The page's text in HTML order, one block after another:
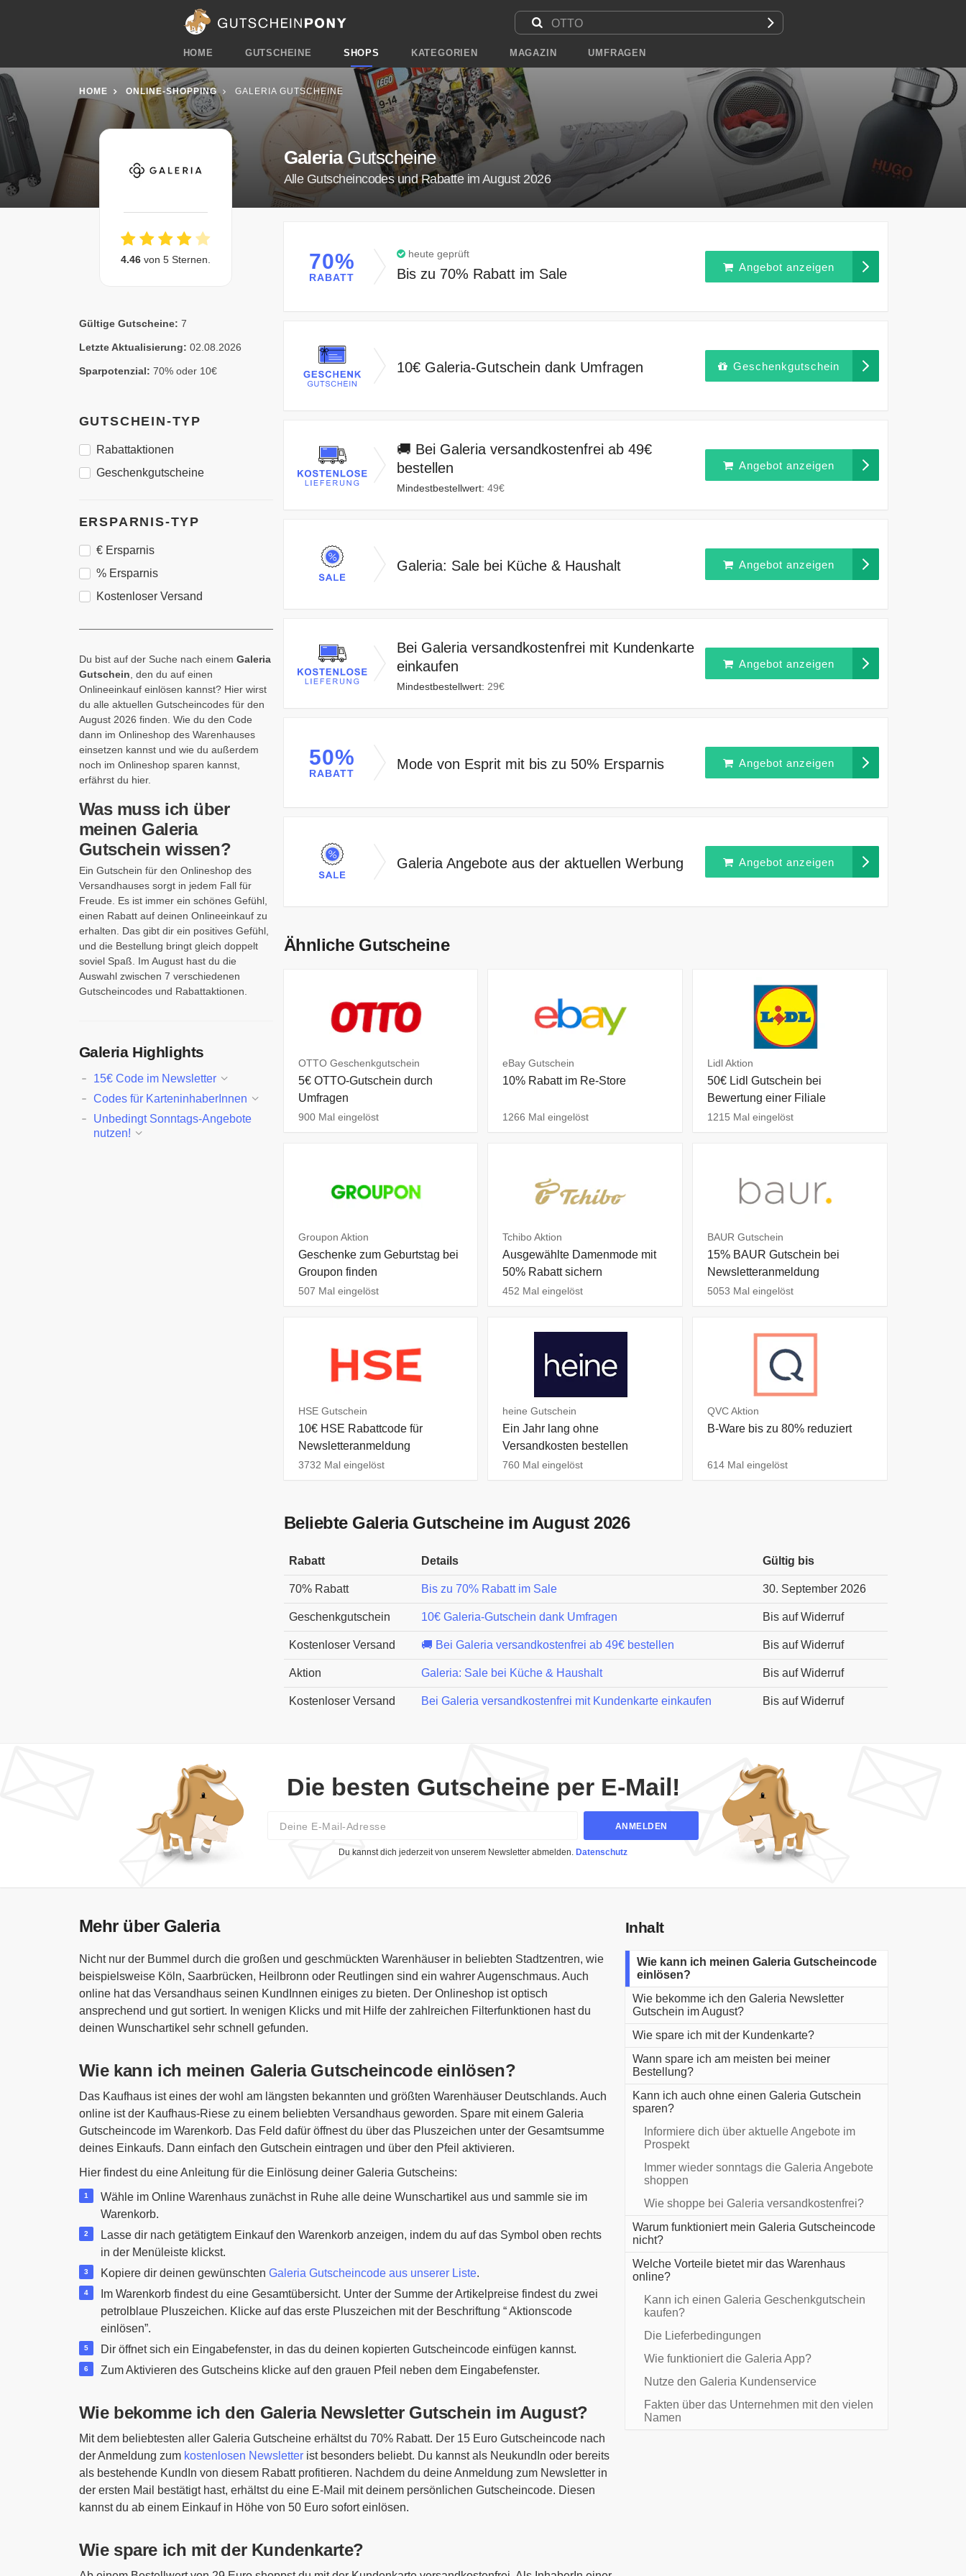
HOME GUTSCHEINE SHOPS KATEGORIEN MAGAZIN UMFRAGEN
HOME ONLINE-SHOPPING GALERIA GUTSCHEINE
4.46von 5 Sternen.
GaleriaGutscheine
Alle Gutscheincodes und Rabatte im August 2026
70%
RABATT
heute geprüft
Bis zu 70% Rabatt im Sale Angebot anzeigen
10€ Galeria-Gutschein dank Umfragen Geschenkgutschein
🚚 Bei Galeria versandkostenfrei ab 49€
bestellen
Mindestbestellwert: 49€
Angebot anzeigen
Galeria: Sale bei Küche & Haushalt Angebot anzeigen
Bei Galeria versandkostenfrei mit Kundenkarte
einkaufen
Mindestbestellwert: 29€
Angebot anzeigen
50%
RABATT
Mode von Esprit mit bis zu 50% Ersparnis Angebot anzeigen
Galeria Angebote aus der aktuellen Werbung Angebot anzeigen
Gültige Gutscheine: 7
Letzte Aktualisierung: 02.08.2026
Sparpotenzial: 70% oder 10€
GUTSCHEIN-TYP
Rabattaktionen
Geschenkgutscheine
ERSPARNIS-TYP
€ Ersparnis
% Ersparnis
Kostenloser Versand
Du bist auf der Suche nach einem Galeria
Gutschein , den du auf einen
Onlineeinkauf einlösen kannst? Hier wirst
du alle aktuellen Gutscheincodes für den
August 2026 finden. Wie du den Code
dann im Onlineshop des Warenhauses
einsetzen kannst und wie du außerdem
noch im Onlineshop sparen kannst,
erfährst du hier.
Was muss ich über
meinen Galeria
Gutschein wissen?
Ein Gutschein für den Onlineshop des
Versandhauses sorgt in jedem Fall für
Freude. Es ist immer ein schönes Gefühl,
einen Rabatt auf deinen Onlineeinkauf zu
erhalten. Das gibt dir ein positives Gefühl,
und die Bestellung bringt gleich doppelt
soviel Spaß. Im August hast du die
Auswahl zwischen 7 verschiedenen
Gutscheincodes und Rabattaktionen.
Galeria Highlights
15€ Code im Newsletter
Codes für KarteninhaberInnen
Unbedingt Sonntags-Angebote
nutzen!
Ähnliche Gutscheine
OTTO Geschenkgutschein
5€ OTTO-Gutschein durch
Umfragen
900 Mal eingelöst
eBay Gutschein
10% Rabatt im Re-Store
1266 Mal eingelöst
Lidl Aktion
50€ Lidl Gutschein bei
Bewertung einer Filiale
1215 Mal eingelöst
Groupon Aktion
Geschenke zum Geburtstag bei
Groupon finden
507 Mal eingelöst
Tchibo Aktion
Ausgewählte Damenmode mit
50% Rabatt sichern
452 Mal eingelöst
BAUR Gutschein
15% BAUR Gutschein bei
Newsletteranmeldung
5053 Mal eingelöst
HSE Gutschein
10€ HSE Rabattcode für
Newsletteranmeldung
3732 Mal eingelöst
heine Gutschein
Ein Jahr lang ohne
Versandkosten bestellen
760 Mal eingelöst
QVC Aktion
B-Ware bis zu 80% reduziert
614 Mal eingelöst
Beliebte Galeria Gutscheine im August 2026
Rabatt Details Gültig bis
70% Rabatt Bis zu 70% Rabatt im Sale 30. September 2026
Geschenkgutschein 10€ Galeria-Gutschein dank Umfragen Bis auf Widerruf
Kostenloser Versand 🚚 Bei Galeria versandkostenfrei ab 49€ bestellen Bis auf Widerruf
Aktion Galeria: Sale bei Küche & Haushalt Bis auf Widerruf
Kostenloser Versand Bei Galeria versandkostenfrei mit Kundenkarte einkaufen Bis auf Widerruf
Die besten Gutscheine per E-Mail!
ANMELDEN
Du kannst dich jederzeit von unserem Newsletter abmelden. Datenschutz
Inhalt
Wie kann ich meinen Galeria Gutscheincode
einlösen?
Wie bekomme ich den Galeria Newsletter
Gutschein im August?
Wie spare ich mit der Kundenkarte?
Wann spare ich am meisten bei meiner
Bestellung?
Kann ich auch ohne einen Galeria Gutschein
sparen?
Informiere dich über aktuelle Angebote im
Prospekt
Immer wieder sonntags die Galeria Angebote
shoppen
Wie shoppe bei Galeria versandkostenfrei?
Warum funktioniert mein Galeria Gutscheincode
nicht?
Welche Vorteile bietet mir das Warenhaus
online?
Kann ich einen Galeria Geschenkgutschein
kaufen?
Die Lieferbedingungen
Wie funktioniert die Galeria App?
Nutze den Galeria Kundenservice
Fakten über das Unternehmen mit den vielen
Namen
Mehr über Galeria
Nicht nur der Bummel durch die großen und geschmückten Warenhäuser in beliebten Stadtzentren, wie
beispielsweise Köln, Saarbrücken, Heilbronn oder Reutlingen sind ein wahrer Augenschmaus. Auch
online hat das Versandhaus seinen KundInnen einiges zu bieten. Der Onlineshop ist optisch
ansprechend und gut sortiert. In wenigen Klicks und mit Hilfe der zahlreichen Filterfunktionen hast du
deinen Wunschartikel sehr schnell gefunden.
Wie kann ich meinen Galeria Gutscheincode einlösen?
Das Kaufhaus ist eines der wohl am längsten bekannten und größten Warenhäuser Deutschlands. Auch
online ist der Kaufhaus-Riese zu einem beliebten Versandhaus geworden. Spare mit einem Galeria
Gutscheincode im Warenkorb. Das Feld dafür öffnest du über das Pluszeichen unter der Gesamtsumme
deines Einkaufs. Dann einfach den Gutschein eintragen und über den Pfeil aktivieren.
Hier findest du eine Anleitung für die Einlösung deiner Galeria Gutscheins:
Wähle im Online Warenhaus zunächst in Ruhe alle deine Wunschartikel aus und sammle sie im
Warenkorb.
Lasse dir nach getätigtem Einkauf den Warenkorb anzeigen, indem du auf das Symbol oben rechts
in der Menüleiste klickst.
Kopiere dir deinen gewünschten Galeria Gutscheincode aus unserer Liste.
Im Warenkorb findest du eine Gesamtübersicht. Unter der Summe der Artikelpreise findest du zwei
petrolblaue Pluszeichen. Klicke auf das erste Pluszeichen mit der Beschriftung “ Aktionscode
einlösen”.
Dir öffnet sich ein Eingabefenster, in das du deinen kopierten Gutscheincode einfügen kannst.
Zum Aktivieren des Gutscheins klicke auf den grauen Pfeil neben dem Eingabefenster.
Wie bekomme ich den Galeria Newsletter Gutschein im August?
Mit dem beliebtesten aller Galeria Gutscheine erhältst du 70% Rabatt. Der 15 Euro Gutscheincode nach
der Anmeldung zum kostenlosen Newsletterist besonders beliebt. Du kannst als NeukundIn oder bereits
als bestehende KundIn von diesem Rabatt profitieren. Nachdem du deine Anmeldung zum Newsletter in
der ersten Mail bestätigt hast, erhältst du eine E-Mail mit deinem persönlichen Gutscheincode. Diesen
kannst du ab einem Einkauf in Höhe von 50 Euro sofort einlösen.
Wie spare ich mit der Kundenkarte?